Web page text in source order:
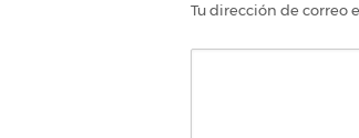
Tu dirección de correo